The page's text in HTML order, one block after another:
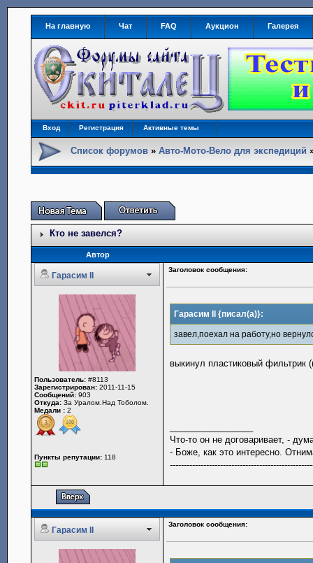
На главную Чат FAQ Аукцион Галерея
Вход Регистрация Активные темы
Список форумов »Авто-Мото-Вело для экспедиций
Кто не завелся?
Автор
Гарасим II
Заголовок сообщения:
Пользователь: #8113
Зарегистрирован: 2011-11-15
Сообщений: 903
Откуда: За Уралом.Над Тоболом.
Медали : 2
Пункты репутации: 118
Гарасим II {писал(а)}:
завел,поехал на работу,но
выкинул пластиковый фильтрик
Что-то он не договаривает, -
- Боже, как это интересно.
Гарасим II
Заголовок сообщения: